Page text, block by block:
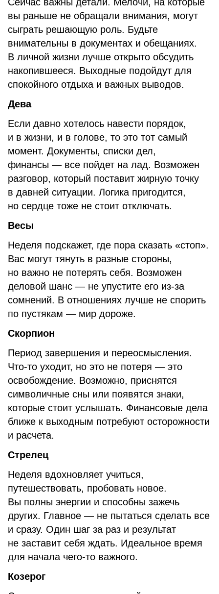
вы раньше не обращали внимания, могут
сыграть решающую роль. Будьте
внимательны в документах и обещаниях.
В личной жизни лучше открыто обсудить
накопившееся. Выходные подойдут для
спокойного отдыха и важных выводов.
Дева
Если давно хотелось навести порядок,
и в жизни, и в голове, то это тот самый
момент. Документы, списки дел,
финансы — все пойдет на лад. Возможен
разговор, который поставит жирную точку
в давней ситуации. Логика пригодится,
но сердце тоже не стоит отключать.
Весы
Неделя подскажет, где пора сказать «стоп».
Вас могут тянуть в разные стороны,
но важно не потерять себя. Возможен
деловой шанс — не упустите его из-за
сомнений. В отношениях лучше не спорить
по пустякам — мир дороже.
Скорпион
Период завершения и переосмысления.
Что-то уходит, но это не потеря — это
освобождение. Возможно, приснятся
символичные сны или появятся знаки,
которые стоит услышать. Финансовые дела
ближе к выходным потребуют осторожности
и расчета.
Стрелец
Неделя вдохновляет учиться,
путешествовать, пробовать новое.
Вы полны энергии и способны зажечь
других. Главное — не пытаться сделать все
и сразу. Один шаг за раз и результат
не заставит себя ждать. Идеальное время
для начала чего-то важного.
Козерог